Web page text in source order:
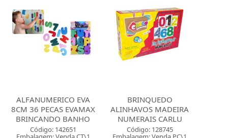
ALFANUMERICO EVA
8CM 36 PECAS EVAMAX
BRINCANDO BANHO
Código: 142651
BRINQUEDO
ALINHAVOS MADEIRA
NUMERAIS CARLU
Código: 128745